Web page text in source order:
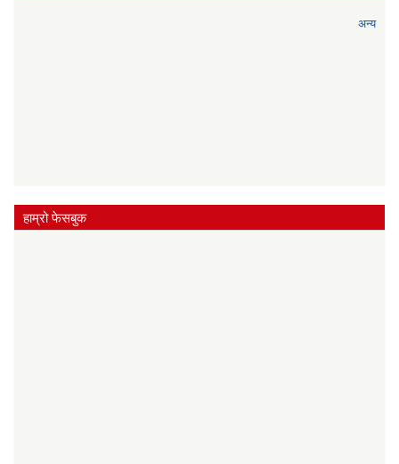
अन्य
हाम्रो फेसबुक